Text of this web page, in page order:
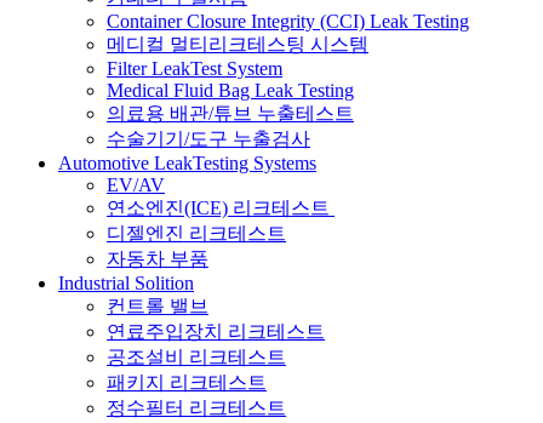
Container Closure Integrity (CCI) Leak Testing
메디컬 멀티리크테스팅 시스템
Filter LeakTest System
Medical Fluid Bag Leak Testing
의료용 배관/튜브 누출테스트
수술기기/도구 누출검사
Automotive LeakTesting Systems
EV/AV
연소엔진(ICE) 리크테스트
디젤엔진 리크테스트
자동차 부품
Industrial Solition
컨트롤 밸브
연료주입장치 리크테스트
공조설비 리크테스트
패키지 리크테스트
정수필터 리크테스트